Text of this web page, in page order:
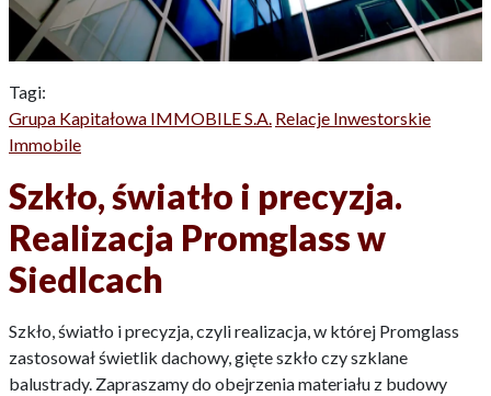
Tagi:
Grupa Kapitałowa IMMOBILE S.A. Relacje Inwestorskie
Immobile
Szkło, światło i precyzja.
Realizacja Promglass w
Siedlcach
Szkło, światło i precyzja, czyli realizacja, w której Promglass
zastosował świetlik dachowy, gięte szkło czy szklane
balustrady. Zapraszamy do obejrzenia materiału z budowy